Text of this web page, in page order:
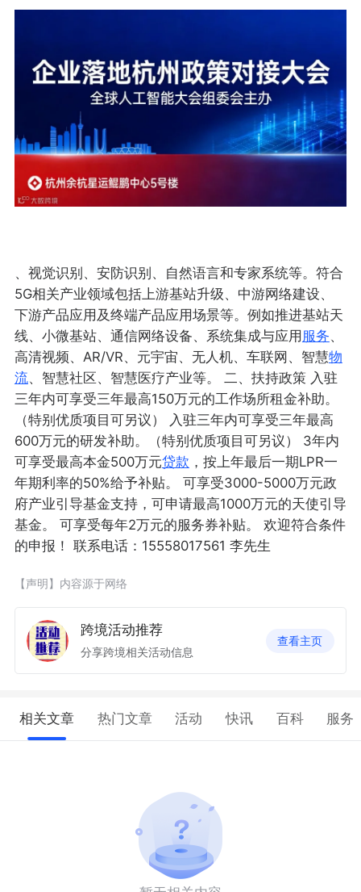
、视觉识别、安防识别、自然语言和专家系统等。符合
5G相关产业领域包括上游基站升级、中游网络建设、
下游产品应用及终端产品应用场景等。例如推进基站天
线、小微基站、通信网络设备、系统集成与应用 服务、
高清视频、AR/VR、元宇宙、无人机、车联网、智慧物
流、智慧社区、智慧医疗产业等。 二、扶持政策 入驻
三年内可享受三年最高150万元的工作场所租金补助。
（特别优质项目可另议） 入驻三年内可享受三年最高
600万元的研发补助。（特别优质项目可另议） 3年内
可享受最高本金500万元贷款 ，按上年最后一期LPR一
年期利率的50%给予补贴。 可享受3000-5000万元政
府产业引导基金支持，可申请最高1000万元的天使引导
基金。 可享受每年2万元的服务券补贴。 欢迎符合条件
的申报！ 联系电话：15558017561 李先生
【声明】内容源于网络
跨境活动推荐
分享跨境相关活动信息
查看主页
相关文章 热门文章 活动 快讯 百科 服务